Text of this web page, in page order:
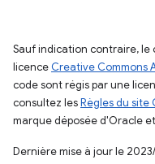
Sauf indication contraire, le
licence Creative Commons
code sont régis par une
consultez lesRègles du site
marque déposée d'Oracle
Dernière mise à jour le 2023/